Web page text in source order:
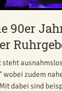
90er
wobei zudem
dabei sind